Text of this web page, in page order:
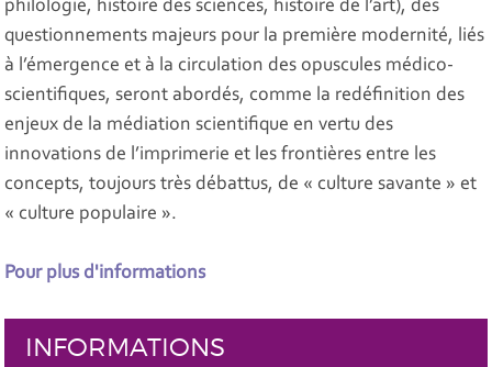
philologie, histoire des sciences, histoire de l’art), des
questionnements majeurs pour la première modernité, liés
à l’émergence et à la circulation des opuscules médico-
scientifiques, seront abordés, comme la redéfinition des
enjeux de la médiation scientifique en vertu des
innovations de l’imprimerie et les frontières entre les
concepts, toujours très débattus, de « culture savante » et
« culture populaire ».
Pour plus d'informations
INFORMATIONS